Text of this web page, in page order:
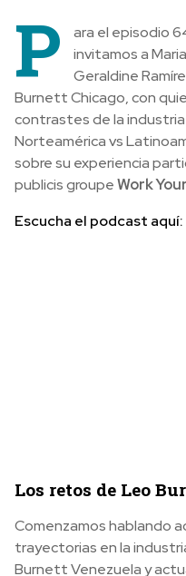
P
ara el episodio
invitamos a
Geraldine
Burnett Chicago, con
contrastes de la
Norteamérica vs
sobre su experiencia
publicis groupeWork
Escucha el podcast aquí:
Los retos de Leo
Comenzamos hablando
trayectorias en la
Burnett Venezuela y